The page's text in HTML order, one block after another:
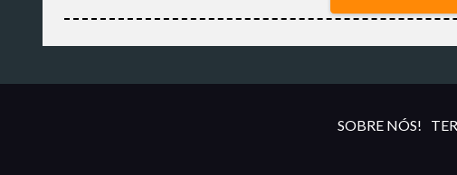
SOBRE NÓS!